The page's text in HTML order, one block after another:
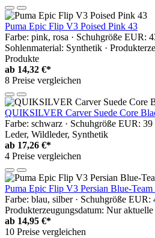
Puma Epic Flip V3 Poised Pink 43
Farbe: pink, rosa · Schuhgröße EUR:
Sohlenmaterial: Synthetik ·
Produkte
ab 14,32 €*
8 Preise vergleichen
QUIKSILVER Carver Suede Core
Farbe: schwarz · Schuhgröße EUR:
Leder, Wildleder, Synthetik
ab 17,26 €*
4 Preise vergleichen
Puma Epic Flip V3 Persian Blue-Team
Farbe: blau, silber · Schuhgröße EUR:
Produkterzeugungsdatum: Nur
ab 14,95 €*
10 Preise vergleichen